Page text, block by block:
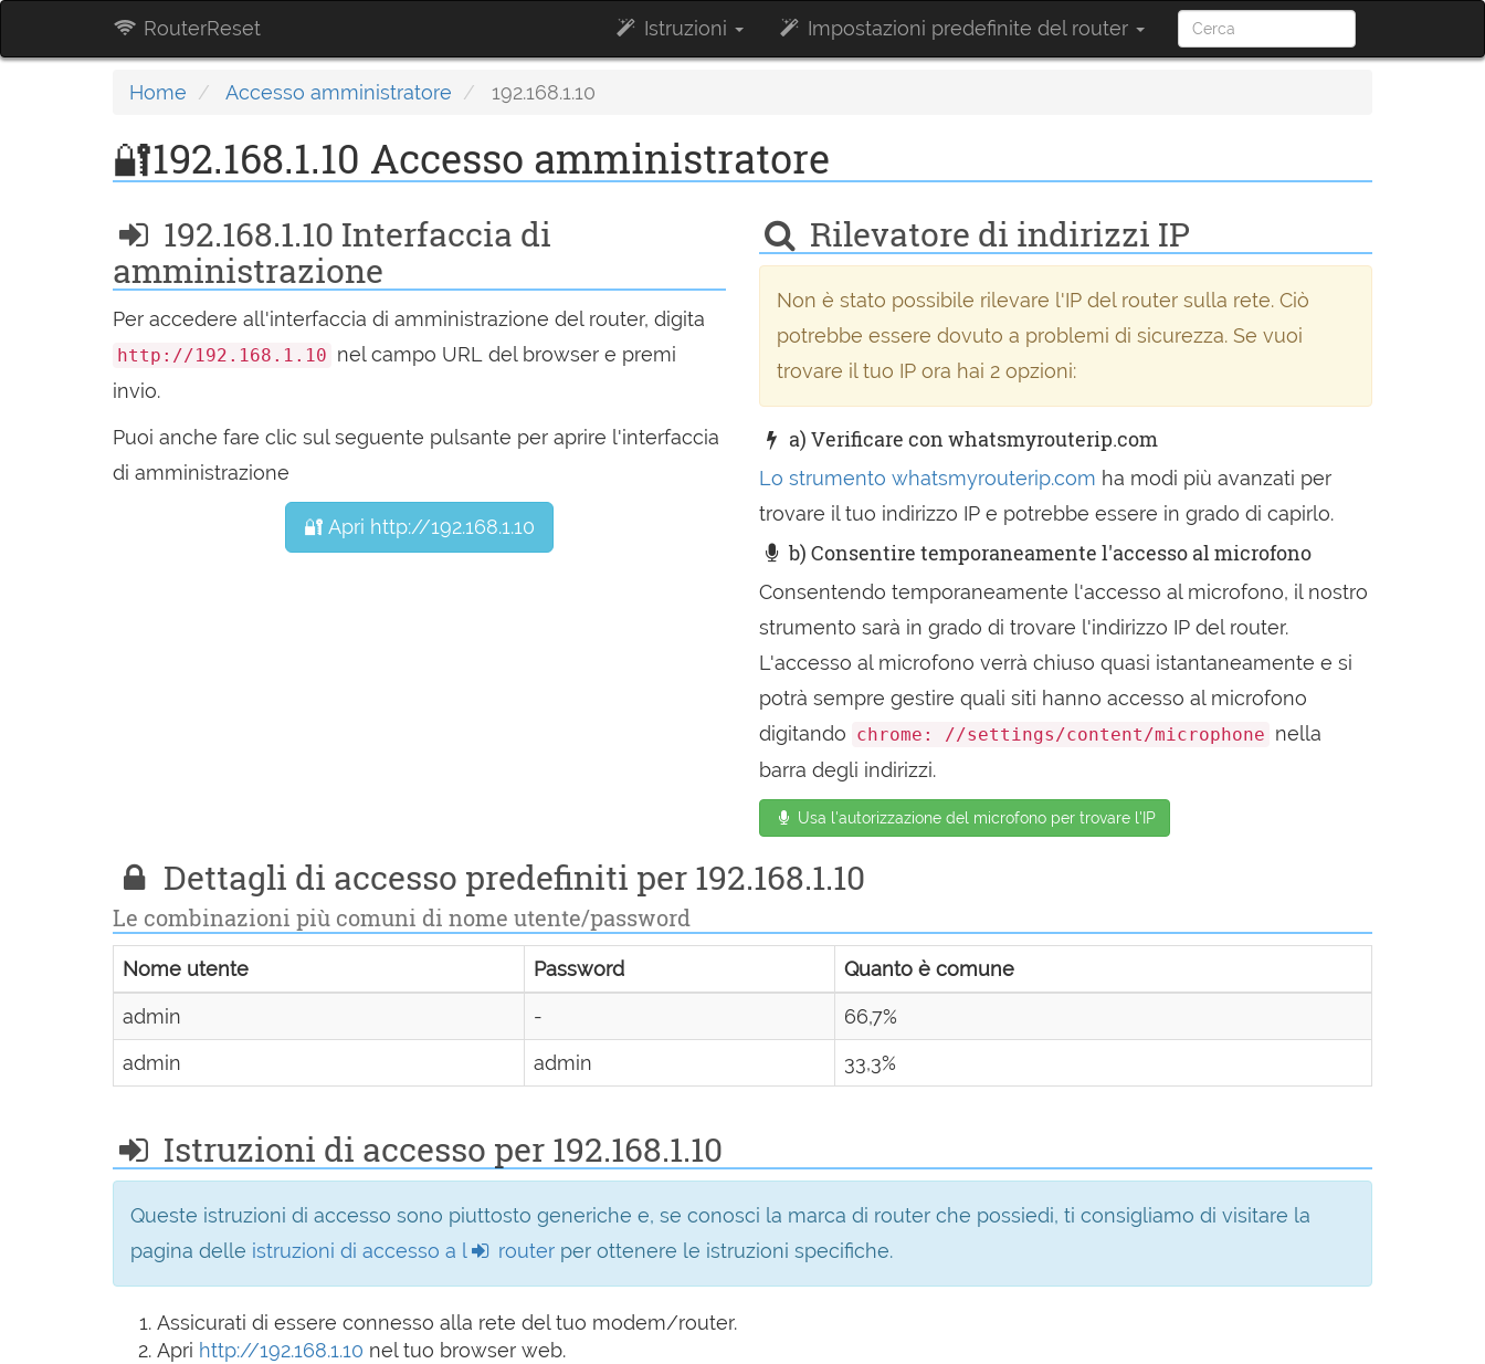
RouterReset Istruzioni Impostazioni predefinite del router
Home Accesso amministratore 192.168.1.10
🔐192.168.1.10 Accesso amministratore
192.168.1.10 Interfaccia di
amministrazione
Per accedere all'interfaccia di amministrazione del router, digita
http://192.168.1.10 nel campo URL del browser e premi
invio.
Puoi anche fare clic sul seguente pulsante per aprire l'interfaccia
di amministrazione
🔐 Apri http://192.168.1.10
Rilevatore di indirizzi IP
Non è stato possibile rilevare l'IP del router sulla rete. Ciò
potrebbe essere dovuto a problemi di sicurezza. Se vuoi
trovare il tuo IP ora hai 2 opzioni:
a) Verificare con whatsmyrouterip.com
Lo strumento whatsmyrouterip.com ha modi più avanzati per
trovare il tuo indirizzo IP e potrebbe essere in grado di capirlo.
b) Consentire temporaneamente l'accesso al microfono
Consentendo temporaneamente l'accesso al microfono, il nostro
strumento sarà in grado di trovare l'indirizzo IP del router.
L'accesso al microfono verrà chiuso quasi istantaneamente e si
potrà sempre gestire quali siti hanno accesso al microfono
digitando chrome: //settings/content/microphone nella
barra degli indirizzi.
Usa l'autorizzazione del microfono per trovare l'IP
Dettagli di accesso predefiniti per 192.168.1.10
Le combinazioni più comuni di nome utente/password
Nome utente Password Quanto è comune
admin -
66,7%
admin
admin 33,3%
Istruzioni di accesso per 192.168.1.10
Queste istruzioni di accesso sono piuttosto generiche e, se conosci la marca di router che possiedi, ti consigliamo di visitare la
pagina delle istruzioni di accesso a l router per ottenere le istruzioni specifiche.
Assicurati di essere connesso alla rete del tuo modem/router.
Apri http://192.168.1.10 nel tuo browser web.